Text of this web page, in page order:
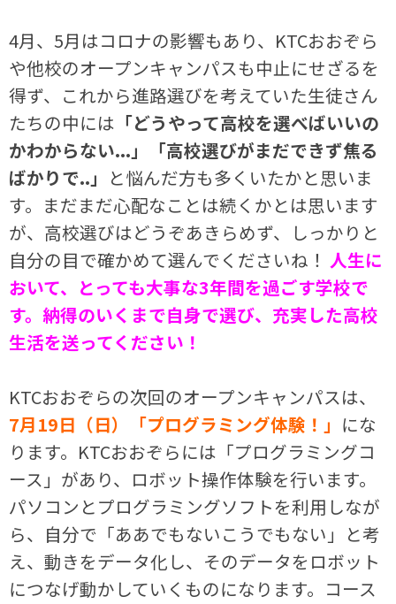
4月、5月はコロナの影響もあり、KTCおおぞら
や他校のオープンキャンパスも中止にせざるを
得ず、これから進路選びを考えていた生徒さん
たちの中には 「どうやって高校を選べばいいの
かわからない...」「高校選びがまだできず焦る
ばかりで..」 と悩んだ方も多くいたかと思いま
す。まだまだ心配なことは続くかとは思います
が、高校選びはどうぞあきらめず、しっかりと
自分の目で確かめて選んでくださいね！人生に
おいて、とっても大事な3年間を過ごす学校で
す。納得のいくまで自身で選び、充実した高校
生活を送ってください！
KTCおおぞらの次回のオープンキャンパスは、
7月19日（日）「プログラミング体験！」 にな
ります。KTCおおぞらには「プログラミングコ
ース」があり、ロボット操作体験を行います。
パソコンとプログラミングソフトを利用しなが
ら、自分で「ああでもないこうでもない」と考
え、動きをデータ化し、そのデータをロボット
につなげ動かしていくものになります。コース